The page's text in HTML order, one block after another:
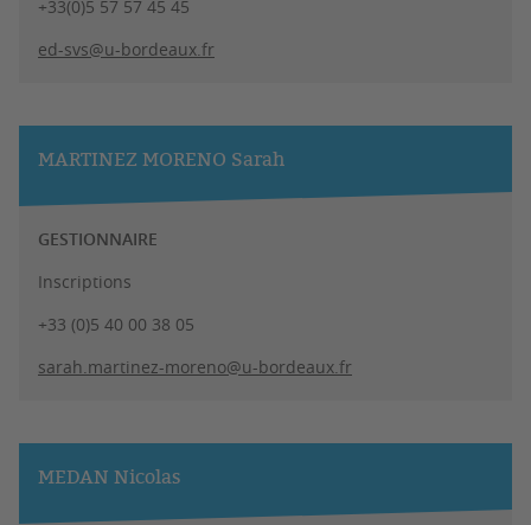
+33(0)5 57 57 45 45
ed-svs@u-bordeaux.fr
MARTINEZ MORENO Sarah
GESTIONNAIRE
Inscriptions
+33 (0)5 40 00 38 05
sarah.martinez-moreno@u-bordeaux.fr
MEDAN Nicolas